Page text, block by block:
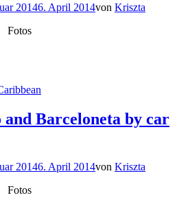
20146. April 2014von Kriszta
Fotos
and Barceloneta by car
20146. April 2014von Kriszta
Fotos